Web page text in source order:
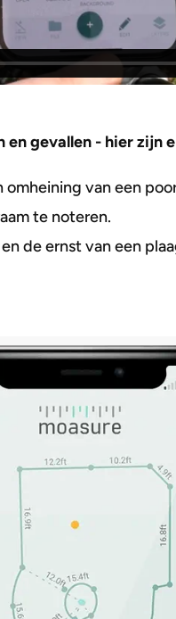
gevallen - hier zijn
omheining van een
te noteren.
de ernst van een